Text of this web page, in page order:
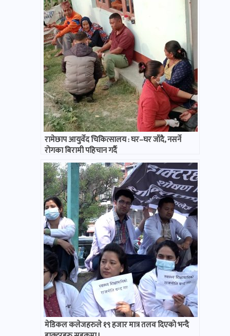
रामेछाप आयुर्वेद चिकित्सालय : घर–घर जाँदै, नसर्ने
रोगका बिरामी पहिचान गर्दै
मेडिकल कलेजहरुले १९ हजार मात्र तलव दिएको भन्दै